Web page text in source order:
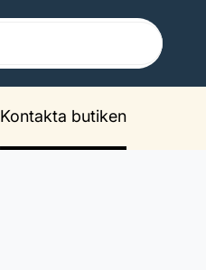
Kontakta butiken